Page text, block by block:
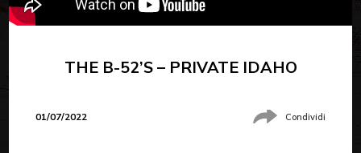
THE B-52’S – PRIVATE IDAHO
01/07/2022 Condividi